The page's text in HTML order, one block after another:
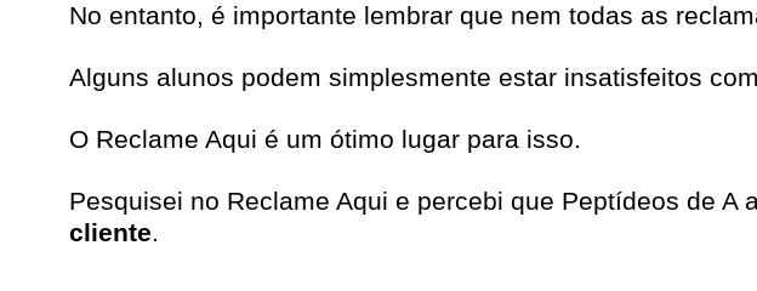
No entanto, é importante lembrar que nem todas as
Alguns alunos podem simplesmente estar insatisfeitos
O Reclame Aqui é um ótimo lugar para isso.
Pesquisei no Reclame Aqui e percebi que Peptídeos de A
cliente.